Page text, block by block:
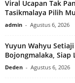
Viral Ucapan Tak
Tasikmalaya Pilih
admin - Agustus 6, 2026
Yuyun Wahyu
Bojongmalaka, Siap
Deden - Agustus 6, 2026